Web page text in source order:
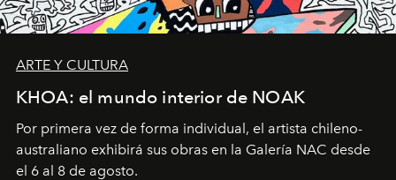
ARTE Y CULTURA
KHOA: el mundo interior de NOAK
Por primera vez de forma individual, el artista chileno-
australiano exhibirá sus obras en la Galería NAC desde
el 6 al 8 de agosto.